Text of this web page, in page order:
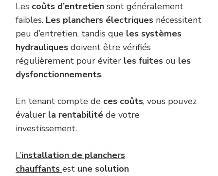
Les coûts d’entretien sont généralement
faibles. Les planchers électriques nécessitent
peu d’entretien, tandis que les systèmes
hydrauliques doivent être vérifiés
régulièrement pour éviter les fuites ou les
dysfonctionnements.
En tenant compte de ces coûts, vous pouvez
évaluer la rentabilité de votre
investissement.
L’installation de planchers
chauffants est une solution